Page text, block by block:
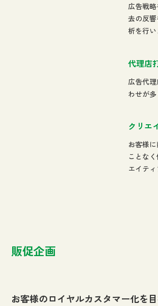
広告戦
去の反
析を行い
代理店
広告代
わせが多
クリエ
お客様
ことな
エイティ
販促企画
お客様のロイヤルカスタマー化を